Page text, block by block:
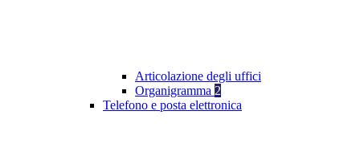
Articolazione degli uffici
Organigramma 2
Telefono e posta elettronica